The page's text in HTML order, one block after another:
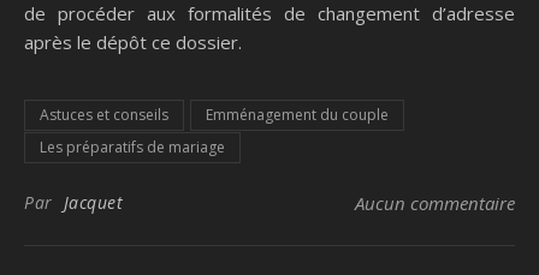
de procéder aux formalités de changement d’adresse
après le dépôt ce dossier.
Astuces et conseils
Emménagement du couple
Les préparatifs de mariage
Par Jacquet Aucun commentaire